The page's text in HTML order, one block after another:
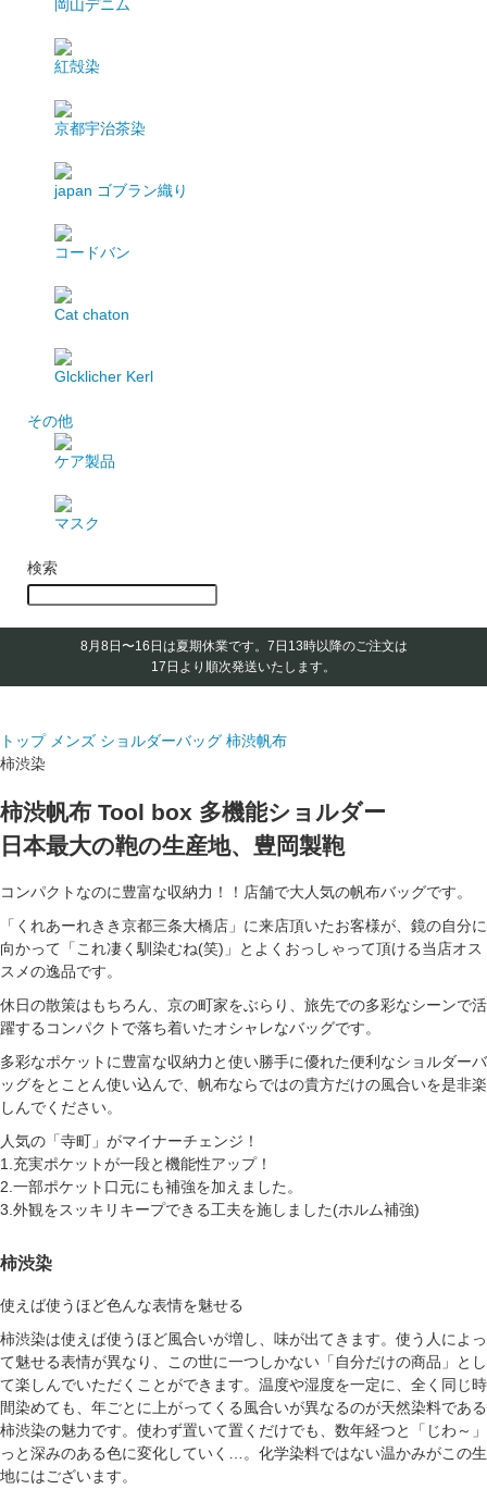
岡山デニム
紅殻染
京都宇治茶染
japan ゴブラン織り
コードバン
Cat chaton
Glcklicher Kerl
その他
ケア製品
マスク
検索
8月8日〜16日は夏期休業です。 7日13時以降のご注文は
17日より順次発送いたします。
トップ メンズ ショルダーバッグ 柿渋帆布
柿渋染
柿渋帆布 Tool box 多機能ショルダー
日本最大の鞄の生産地、豊岡製鞄
コンパクトなのに豊富な収納力！！店舗で大人気の帆布バッグです。
「くれあーれきき京都三条大橋店」に来店頂いたお客様が、鏡の自分に
向かって「これ凄く馴染むね(笑)」とよくおっしゃって頂ける当店オス
スメの逸品です。
休日の散策はもちろん、京の町家をぶらり、旅先での多彩なシーンで活
躍するコンパクトで落ち着いたオシャレなバッグです。
多彩なポケットに豊富な収納力と使い勝手に優れた便利なショルダーバ
ッグをとことん使い込んで、帆布ならではの貴方だけの風合いを是非楽
しんでください。
人気の「寺町」がマイナーチェンジ！
1.充実ポケットが一段と機能性アップ！
2.一部ポケット口元にも補強を加えました。
3.外観をスッキリキープできる工夫を施しました(ホルム補強)
柿渋染
使えば使うほど色んな表情を魅せる
柿渋染は使えば使うほど風合いが増し、味が出てきます。使う人によっ
て魅せる表情が異なり、この世に一つしかない「自分だけの商品」とし
て楽しんでいただくことができます。温度や湿度を一定に、全く同じ時
間染めても、年ごとに上がってくる風合いが異なるのが天然染料である
柿渋染の魅力です。使わず置いて置くだけでも、数年経つと「じわ～」
っと深みのある色に変化していく…。化学染料ではない温かみがこの生
地にはございます。